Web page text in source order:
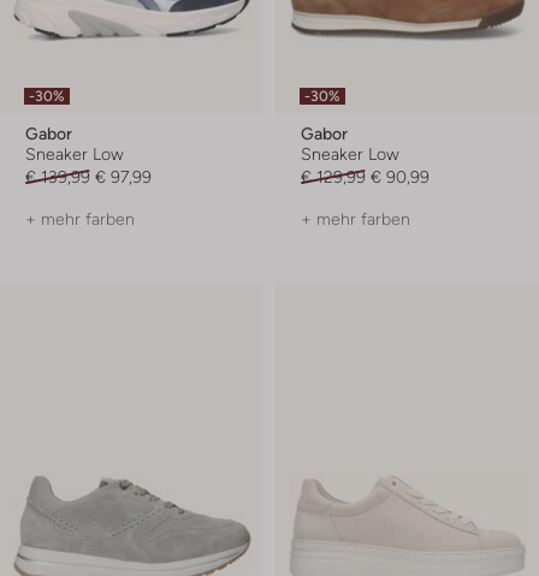
-30%
Gabor
Sneaker Low
€ 139,99 € 97,99
+ mehr farben
-30%
Gabor
Sneaker Low
€ 129,99 € 90,99
+ mehr farben